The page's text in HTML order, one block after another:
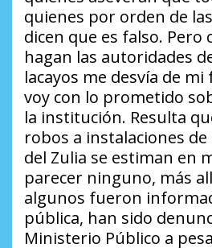
quienes por orden de
dicen que es falso. Pero
hagan las autoridades
lacayos me desvía de
voy con lo prometido
la institución. Resulta
robos a instalaciones
del Zulia se estiman en
parecer ninguno, más
algunos fueron
pública, han sido
Ministerio Público a